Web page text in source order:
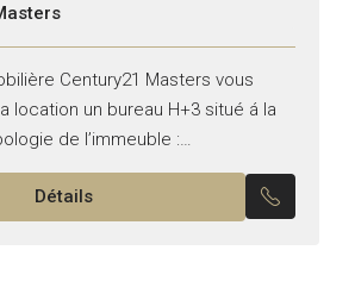
Century21 Masters vous
location un bureau H+3 situé á la
de l’immeuble :
Superficie : 137 m² Il se
Détails